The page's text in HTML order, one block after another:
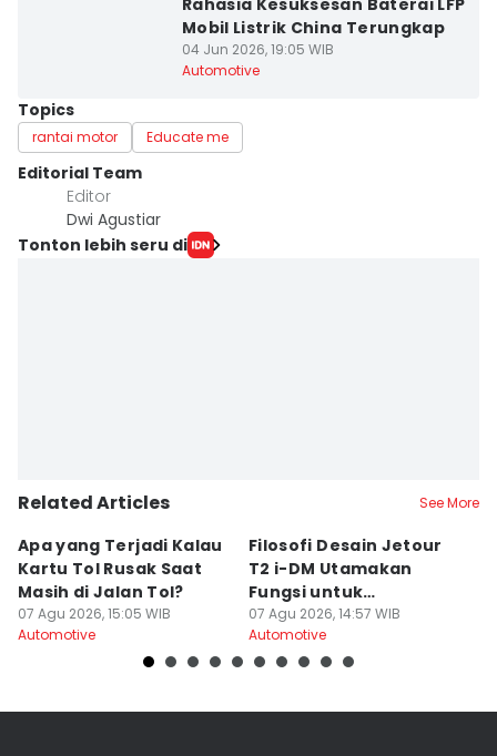
Rahasia Kesuksesan Baterai LFP
Mobil Listrik China Terungkap
04 Jun 2026, 19:05 WIB
Automotive
Topics
rantai motor Educate me
Editorial Team
Editor
Dwi Agustiar
Tonton lebih seru di
Related Articles See More
Apa yang Terjadi Kalau
Kartu Tol Rusak Saat
Masih di Jalan Tol?
07 Agu 2026, 15:05 WIB
Automotive
Filosofi Desain Jetour
T2 i-DM Utamakan
Fungsi untuk
Bertualang
07 Agu 2026, 14:57 WIB
Automotive